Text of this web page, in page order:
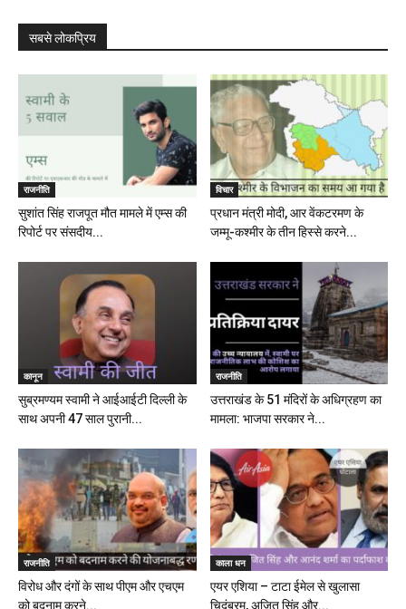
सबसे लोकप्रिय
राजनीति
सुशांत सिंह राजपूत मौत मामले में एम्स की
रिपोर्ट पर संसदीय...
विचार
प्रधान मंत्री मोदी, आर वेंकटरमण के
जम्मू-कश्मीर के तीन हिस्से करने...
कानून
सुब्रमण्यम स्वामी ने आईआईटी दिल्ली के
साथ अपनी 47 साल पुरानी...
राजनीति
उत्तराखंड के 51 मंदिरों के अधिग्रहण का
मामला: भाजपा सरकार ने...
राजनीति
विरोध और दंगों के साथ पीएम और एचएम
को बदनाम करने...
काला धन
एयर एशिया – टाटा ईमेल से खुलासा
चिदंबरम, अजित सिंह और...